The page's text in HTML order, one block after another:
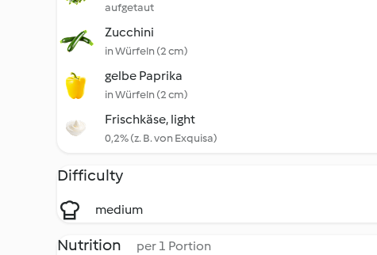
aufgetaut
Zucchini
in Würfeln (2 cm)
gelbe Paprika
in Würfeln (2 cm)
Frischkäse, light
0,2% (z. B. von Exquisa)
Difficulty
medium
Nutrition per 1 Portion